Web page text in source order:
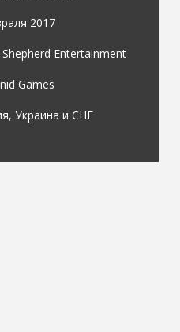
2017
Entertainment
Games
Украина и СНГ